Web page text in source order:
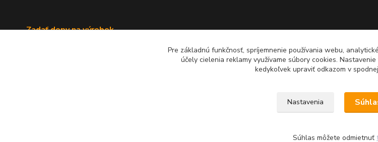
Zadať dopy na výrobok
Pre základnú funkčnosť, spríjemnenie používania webu,
účely cielenia reklamy využívame súbory cookies.
kedykoľvek upraviť odkazom v
Nastavenia
Súhlas môžete odmietnuť